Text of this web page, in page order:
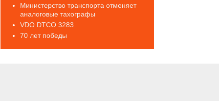
Министерство транспорта отменяет
аналоговые тахографы
VDO DTCO 3283
70 лет победы